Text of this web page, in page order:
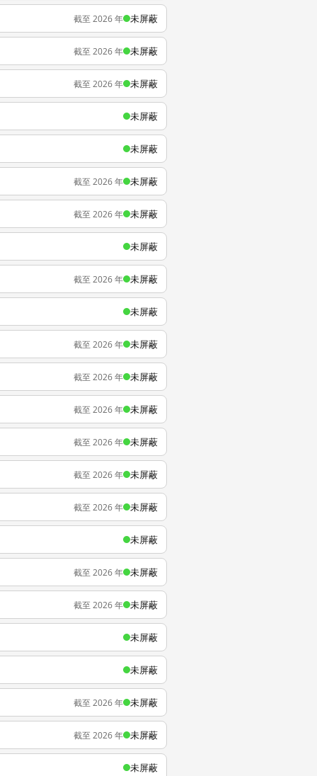
截至 2026 年 未屏蔽
截至 2026 年 未屏蔽
截至 2026 年 未屏蔽
未屏蔽
未屏蔽
截至 2026 年 未屏蔽
截至 2026 年 未屏蔽
未屏蔽
截至 2026 年 未屏蔽
未屏蔽
截至 2026 年 未屏蔽
截至 2026 年 未屏蔽
截至 2026 年 未屏蔽
截至 2026 年 未屏蔽
截至 2026 年 未屏蔽
截至 2026 年 未屏蔽
未屏蔽
截至 2026 年 未屏蔽
截至 2026 年 未屏蔽
未屏蔽
未屏蔽
截至 2026 年 未屏蔽
截至 2026 年 未屏蔽
未屏蔽